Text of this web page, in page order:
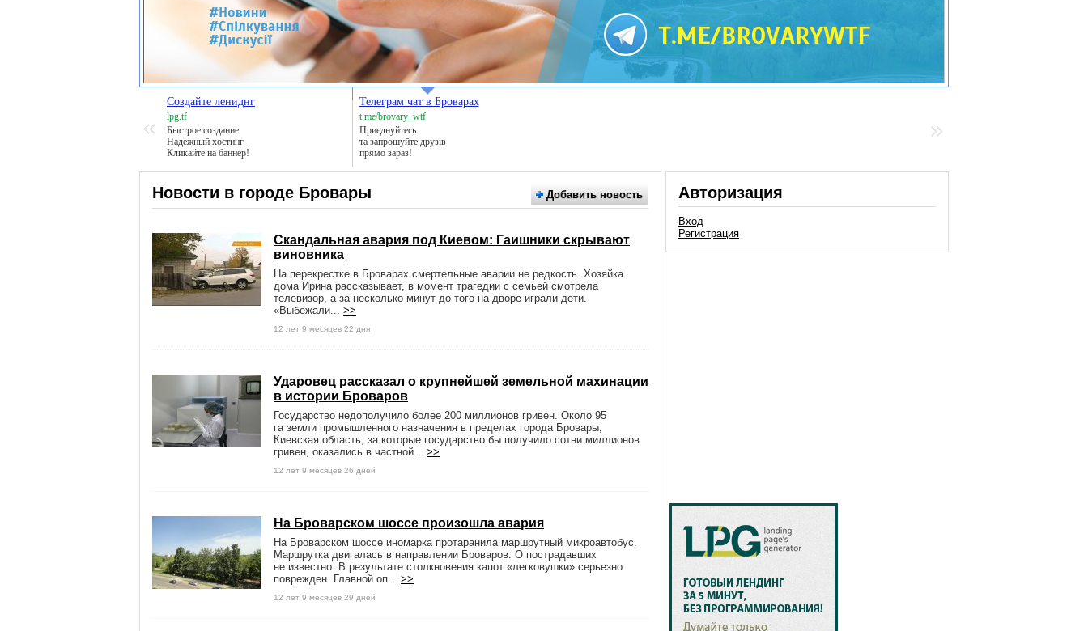
Создайте лениднг
lpg.tf
Быстрое создание
Надежный хостинг
Кликайте на баннер!
Телеграм чат в Броварах
t.me/brovary_wtf
Приєднуйтесь
та запрошуйте друзів
прямо зараз!
Новости в городе Бровары Добавить новость
Скандальная авария под Киевом: Гаишники скрывают
виновника
На перекрестке в Броварах смертельные аварии не редкость. Хозяйка
дома Ирина рассказывает, в момент трагедии с семьей смотрела
телевизор, а за несколько минут до того на дворе играли дети.
«Выбежали... >>
12 лет 9 месяцев 22 дня
Ударовец рассказал о крупнейшей земельной махинации
в истории Броваров
Государство недополучило более 200 миллионов гривен. Около 95
га земли промышленного назначения в пределах города Бровары,
Киевская область, за которые государство бы получило сотни миллионов
гривен, оказались в частной... >>
12 лет 9 месяцев 26 дней
На Броварском шоссе произошла авария
На Броварском шоссе иномарка протаранила маршрутный микроавтобус.
Маршрутка двигалась в направлении Броваров. О пострадавших
не известно. В результате столкновения капот «легковушки» серьезно
поврежден. Главной оп... >>
12 лет 9 месяцев 29 дней
Авторизация
Вход
Регистрация